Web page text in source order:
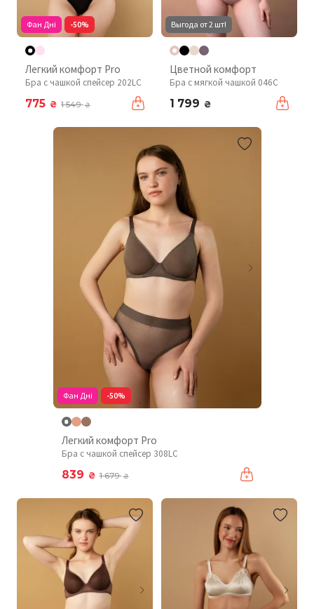
Фан Дні -50%
Легкий комфорт Pro
Бра с чашкой спейсер 202LC
775 ₴ 1 549₴
Выгода от 2 шт!
Цветной комфорт
Бра с мягкой чашкой 046C
1 799 ₴
Фан Дні -50%
Легкий комфорт Pro
Бра с чашкой спейсер 308LC
839 ₴ 1 679₴